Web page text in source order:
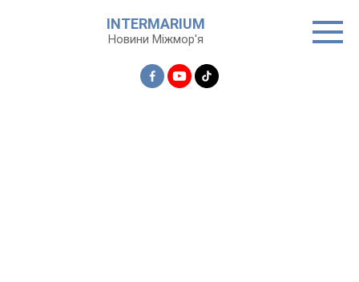
INTERMARIUM
Новини Міжмор'я